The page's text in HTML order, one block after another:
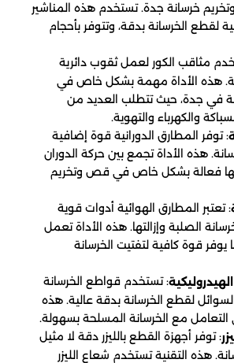
خرسانة جدة. تستخدم هذه المناشير
لقطع الخرسانة بدقة، وتتوفر بأحجام
مثاقب الكور لعمل ثقوب دائرية
هذه الأداة مهمة بشكل خاص في
في جدة، حيث تتطلب العديد من
والكهرباء والتهوية.
: توفر المطارق الدورانية قوة إضافية
هذه الأداة تجمع بين حركة الدوران
فعالة بشكل خاص في قص وتخريم
: تعتبر المطارق الهوائية أدوات قوية
الصلبة وإزالتها. هذه الأداة تعمل
قوة كافية لتفتيت الخرسانة
: تستخدم قواطع الخرسانة
لقطع الخرسانة بدقة عالية. هذه
التعامل مع الخرسانة المسلحة بسهولة.
: توفر أجهزة القطع بالليزر دقة لا مثيل
هذه التقنية تستخدم شعاع الليزر